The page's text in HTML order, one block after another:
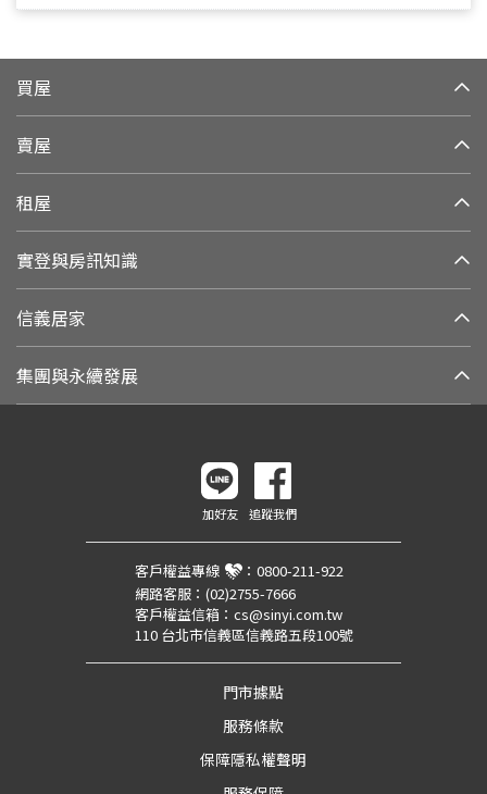
買屋
賣屋
租屋
實登與房訊知識
信義居家
集團與永續發展
加好友 追蹤我們
客戶權益專線 ： 0800-211-922
網路客服： (02)2755-7666
客戶權益信箱： cs@sinyi.com.tw
110 台北市信義區信義路五段100號
門市據點
服務條款
保障隱私權聲明